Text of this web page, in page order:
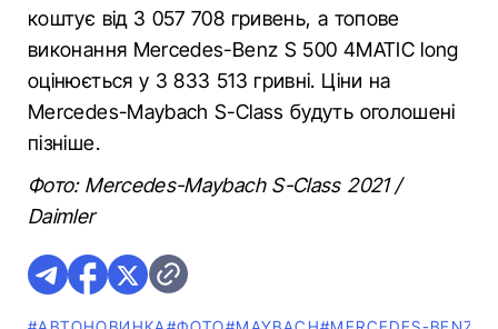
коштує від 3 057 708 гривень, а топове
виконання Mercedes-Benz S 500 4MATIC long
оцінюється у 3 833 513 гривні. Ціни на
Mercedes-Maybach S-Class будуть оголошені
пізніше.
Фото: Mercedes-Maybach S-Class 2021 /
Daimler